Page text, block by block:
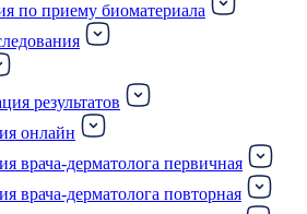
по приему биоматериала
результатов
онлайн
врача-дерматолога первичная
врача-дерматолога повторная